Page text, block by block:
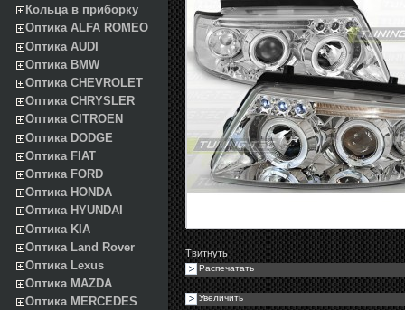
Кольца в приборку
Оптика ALFA ROMEO
Оптика AUDI
Оптика BMW
Оптика CHEVROLET
Оптика CHRYSLER
Оптика CITROEN
Оптика DODGE
Оптика FIAT
Оптика FORD
Оптика HONDA
Оптика HYUNDAI
Оптика KIA
Оптика Land Rover
Оптика Lexus
Оптика MAZDA
Оптика MERCEDES
Твитнуть
Распечатать
Увеличить